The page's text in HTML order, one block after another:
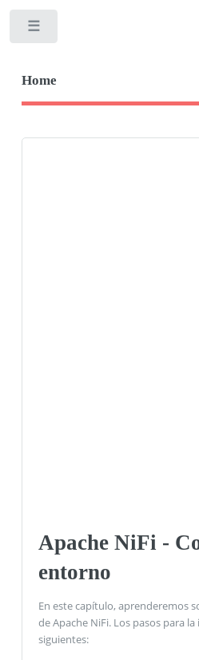
Home
Apache NiFi -
entorno
En este capítulo, aprenderemos
de Apache NiFi. Los pasos para
siguientes: